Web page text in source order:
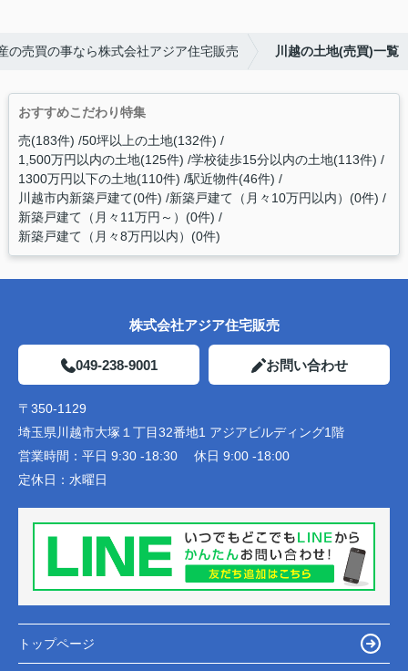
の売買の事なら株式会社アジア住宅販売 川越の土地(売買)一覧
おすすめこだわり特集
売(183件) 50坪以上の土地(132件)
1,500万円以内の土地(125件) 学校徒歩15分以内の土地(113件)
1300万円以下の土地(110件) 駅近物件(46件)
川越市内新築戸建て(0件) 新築戸建て（月々10万円以内）(0件)
新築戸建て（月々11万円～）(0件)
新築戸建て（月々8万円以内）(0件)
株式会社アジア住宅販売
049-238-9001 お問い合わせ
〒350-1129
埼玉県川越市大塚１丁目32番地1 アジアビルディング1階
営業時間： 平日 9:30 -18:30 休日 9:00 -18:00
定休日： 水曜日
トップページ